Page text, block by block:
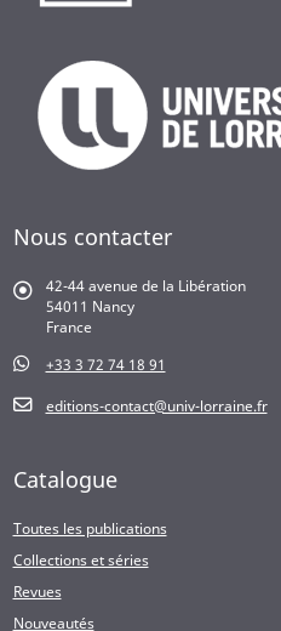
Nous contacter
42-44 avenue de la Libération
54011 Nancy
France
+33 3 72 74 18 91
editions-contact@univ-lorraine.fr
Catalogue
Toutes les publications
Collections et séries
Revues
Nouveautés